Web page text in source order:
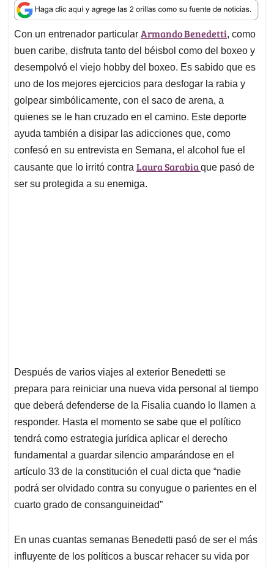
a
t
s
A
p
p
c
e
b
o
o
k
n
k
e
d
I
n
a
i
l
r
e
a
d
s
Con un entrenador particular Armando Benedetti, como
buen caribe, disfruta tanto del béisbol como del boxeo y
desempolvó el viejo hobby del boxeo. Es sabido que es
uno de los mejores ejercicios para desfogar la rabia y
golpear simbólicamente, con el saco de arena, a
quienes se le han cruzado en el camino. Este deporte
ayuda también a disipar las adicciones que, como
confesó en su entrevista en Semana, el alcohol fue el
causante que lo irritó contra Laura Sarabiaque pasó de
ser su protegida a su enemiga.
Después de varios viajes al exterior Benedetti se
prepara para reiniciar una nueva vida personal al tiempo
que deberá defenderse de la Fisalia cuando lo llamen a
responder. Hasta el momento se sabe que el político
tendrá como estrategia jurídica aplicar el derecho
fundamental a guardar silencio amparándose en el
artículo 33 de la constitución el cual dicta que “nadie
podrá ser olvidado contra su conyugue o parientes en el
cuarto grado de consanguineidad”
En unas cuantas semanas Benedetti pasó de ser el más
influyente de los políticos a buscar rehacer su vida por